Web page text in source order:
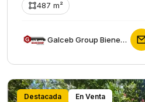
487 m²
Galceb Group Bienes Raices
Destacada En Venta